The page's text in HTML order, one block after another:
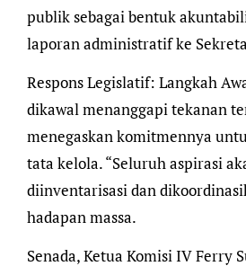
publik sebagai bentuk
laporan administratif ke
​Respons Legislatif: Langkah
dikawal menanggapi tekanan
menegaskan komitmennya
tata kelola. “Seluruh aspirasi
diinventarisasi dan
hadapan massa.
​Senada, Ketua Komisi IV Ferry